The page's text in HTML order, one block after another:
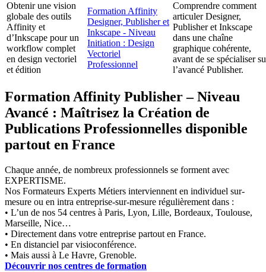
Obtenir une vision
globale des outils
Affinity et
d’Inkscape pour un
workflow complet
en design vectoriel
et édition
Formation Affinity
Designer, Publisher et
Inkscape - Niveau
Initiation : Design
Vectoriel
Professionnel
Comprendre comment
articuler Designer,
Publisher et Inkscape
dans une chaîne
graphique cohérente,
avant de se spécialiser
l’avancé Publisher.
Formation Affinity Publisher – Niveau
Avancé : Maîtrisez la Création de
Publications Professionnelles disponible
partout en France
Chaque année, de nombreux professionnels se forment avec
EXPERTISME.
Nos Formateurs Experts Métiers interviennent en individuel sur-
mesure ou en intra entreprise-sur-mesure régulièrement dans :
• L’un de nos 54 centres à Paris, Lyon, Lille, Bordeaux, Toulouse,
Marseille, Nice…
• Directement dans votre entreprise partout en France.
• En distanciel par visioconférence.
• Mais aussi à Le Havre, Grenoble.
Découvrir nos centres de formation